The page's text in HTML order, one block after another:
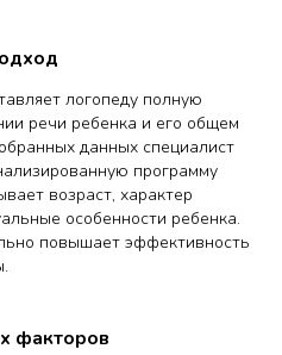
логопеду полную
речи ребенка и его общем
данных специалист
программу
возраст, характер
особенности ребенка.
повышает эффективность
факторов